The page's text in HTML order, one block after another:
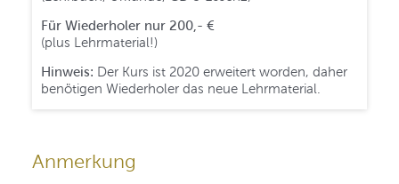
Für Wiederholer nur 200,- €
(plus Lehrmaterial!)
Hinweis: Der Kurs ist 2020 erweitert worden, daher
benötigen Wiederholer das neue Lehrmaterial.
Anmerkung